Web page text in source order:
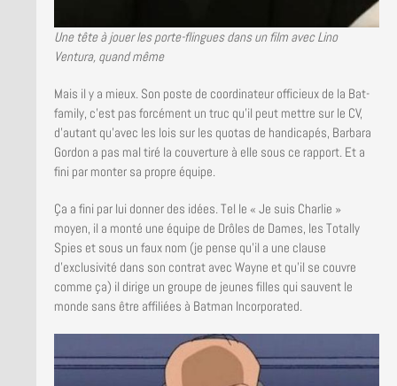
Une tête à jouer les porte-flingues dans un film avec Lino
Ventura, quand même
Mais il y a mieux. Son poste de coordinateur officieux de la Bat-
family, c’est pas forcément un truc qu’il peut mettre sur le CV,
d’autant qu’avec les lois sur les quotas de handicapés, Barbara
Gordon a pas mal tiré la couverture à elle sous ce rapport. Et a
fini par monter sa propre équipe.
Ça a fini par lui donner des idées. Tel le « Je suis Charlie »
moyen, il a monté une équipe de Drôles de Dames, les Totally
Spies et sous un faux nom (je pense qu’il a une clause
d’exclusivité dans son contrat avec Wayne et qu’il se couvre
comme ça) il dirige un groupe de jeunes filles qui sauvent le
monde sans être affiliées à Batman Incorporated.